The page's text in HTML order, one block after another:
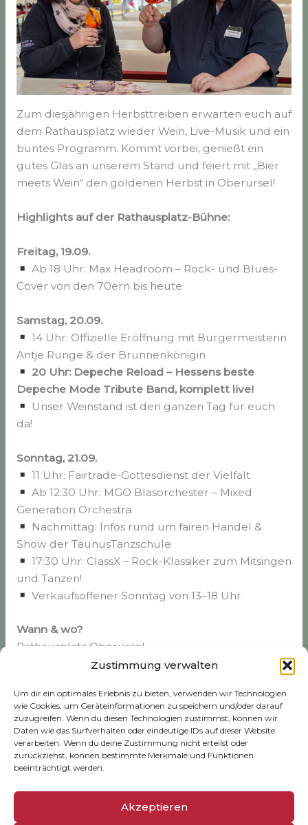
Zustimmung verwalten
Um dir ein optimales Erlebnis zu bieten, verwenden wir Technologien
wie Cookies, um Geräteinformationen zu speichern und/oder darauf
zuzugreifen. Wenn du diesen Technologien zustimmst, können wir
Daten wie das Surfverhalten oder eindeutige IDs auf dieser Website
verarbeiten. Wenn du deine Zustimmung nicht erteilst oder
zurückziehst, können bestimmte Merkmale und Funktionen
beeinträchtigt werden.
Akzeptieren
Zum diesjährigen Herbsttreiben erwarten euch auf
dem Rathausplatz wieder Wein, Live-Musik und ein
buntes Programm. Kommt vorbei, genießt ein
gutes Glas an unserem Stand und feiert mit „Bier
meets Wein“ den goldenen Herbst in Oberursel!
Highlights auf der Rathausplatz-Bühne:
Freitag, 19.09.
Ab 18 Uhr: Max Headroom – Rock- und Blues-
Cover von den 70ern bis heute
Samstag, 20.09.
14 Uhr: Offizielle Eröffnung mit Bürgermeisterin
Antje Runge & der Brunnenkönigin
20 Uhr: Depeche Reload – Hessens beste
Depeche Mode Tribute Band, komplett live!
Unser Weinstand ist den ganzen Tag für euch
da!
Sonntag, 21.09.
11 Uhr: Fairtrade-Gottesdienst der Vielfalt
Ab 12:30 Uhr: MGO Blasorchester – Mixed
Generation Orchestra
Nachmittag: Infos rund um fairen Handel &
Show der TaunusTanzschule
17:30 Uhr: ClassX – Rock-Klassiker zum Mitsingen
und Tanzen!
Verkaufsoffener Sonntag von 13–18 Uhr
Wann & wo?
Rathausplatz Oberursel
Fr 14–22 Uhr | Sa 12–23 Uhr | So 11–20 Uhr
Euer Team von Dannys Weine